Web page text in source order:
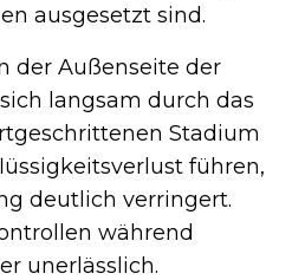
ausgesetzt sind.
der Außenseite der
langsam durch das
Stadium
führen,
deutlich verringert.
während
unerlässlich.